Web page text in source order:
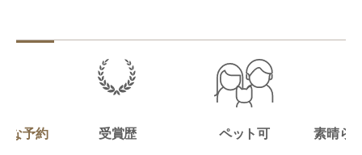
な予約
受賞歴 ペット可
素晴ら